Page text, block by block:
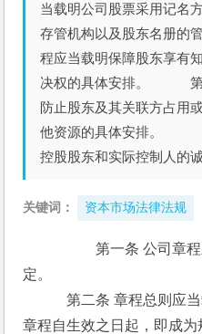
当载明公司股票采用记名
存管机构以及股东名册
程应当载明保障股东享有
决权的具体安排。 第
防止股东及其关联方占用
他资源的具体安排。
控股股东和实际控制人的诚
关键词： 资本市场法律法规
第一条 公司章程
定。
第二条 章程总则应当
章程自生效之日起，即成